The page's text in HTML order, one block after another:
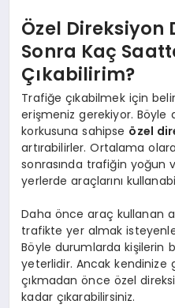
Özel Direksiyon
Sonra Kaç
Çıkabilirim?
Trafiğe çıkabilmek için
erişmeniz gerekiyor.
korkusuna sahipse özel
artırabilirler. Ortalama
sonrasında trafiğin yoğun
yerlerde araçlarını
Daha önce araç kullanan
trafikte yer almak
Böyle durumlarda kişilerin
yeterlidir. Ancak kendinize
çıkmadan önce özel
kadar çıkarabilirsiniz.